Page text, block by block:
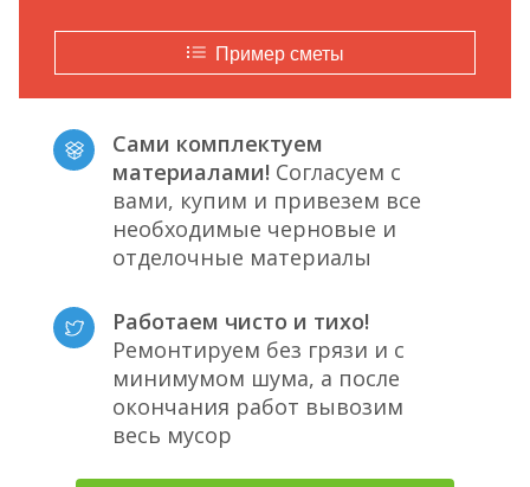
Пример сметы
Сами комплектуем
материалами! Согласуем с
вами, купим и привезем все
необходимые черновые и
отделочные материалы
Работаем чисто и тихо!
Ремонтируем без грязи и с
минимумом шума, а после
окончания работ вывозим
весь мусор